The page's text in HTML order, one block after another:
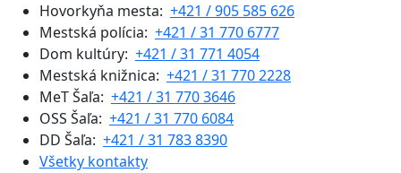
Hovorkyňa mesta: +421 / 905 585 626
Mestská polícia: +421 / 31 770 6777
Dom kultúry: +421 / 31 771 4054
Mestská knižnica: +421 / 31 770 2228
MeT Šaľa: +421 / 31 770 3646
OSS Šaľa: +421 / 31 770 6084
DD Šaľa: +421 / 31 783 8390
Všetky kontakty